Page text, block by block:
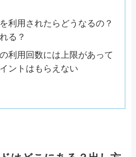
利用されたらどうなるの？
る？
利用回数には上限があって
ントはもらえない